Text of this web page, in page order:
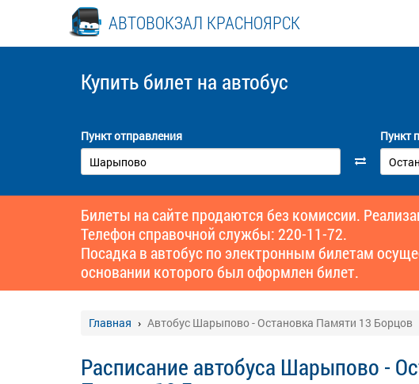
АВТОВОКЗАЛ КРАСНОЯРСК
Купить билет на автобус
Пункт отправления Пункт
Билеты на сайте продаются без комиссии.
Телефон справочной службы: 220-11-72.
Посадка в автобус по электронным билетам
основании которого был оформлен билет.
Главная Автобус Шарыпово - Остановка Памяти 13 Борцов
Расписание автобуса Шарыпово -